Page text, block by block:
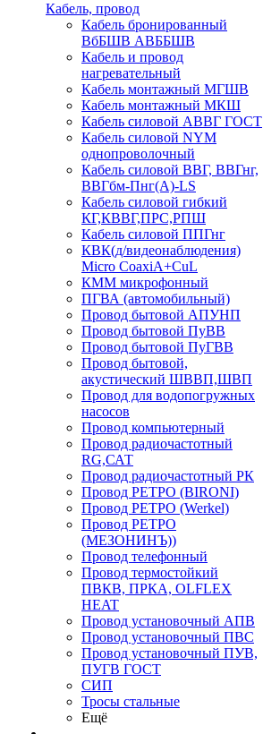
Кабель, провод
Кабель бронированный
ВбБШВ АВББШВ
Кабель и провод
нагревательный
Кабель монтажный МГШВ
Кабель монтажный МКШ
Кабель силовой АВВГ ГОСТ
Кабель силовой NYM
однопроволочный
Кабель силовой ВВГ, ВВГнг,
ВВГбм-Пнг(А)-LS
Кабель силовой гибкий
КГ,КВВГ,ПРС,РПШ
Кабель силовой ППГнг
КВК(д/видеонаблюдения)
Micro CoaxiA+CuL
КММ микрофонный
ПГВА (автомобильный)
Провод бытовой АПУНП
Провод бытовой ПуВВ
Провод бытовой ПуГВВ
Провод бытовой,
акустический ШВВП,ШВП
Провод для водопогружных
насосов
Провод компьютерный
Провод радиочастотный
RG,САТ
Провод радиочастотный РК
Провод РЕТРО (BIRONI)
Провод РЕТРО (Werkel)
Провод РЕТРО
(МЕЗОНИНЪ))
Провод телефонный
Провод термостойкий
ПВКВ, ПРКА, OLFLEX
HEAT
Провод установочный АПВ
Провод установочный ПВС
Провод установочный ПУВ,
ПУГВ ГОСТ
СИП
Тросы стальные
Ещё